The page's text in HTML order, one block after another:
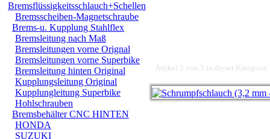
Bremsflüssigkeitsschlauch+Schellen
Bremsscheiben-Magnetschraube
Brems-u. Kupplung Stahlflex
Bremsleitung nach Maß
Bremsleitungen vorne Orignal
Bremsleitungen vorne Superbike
Bremsleitung hinten Original
Kupplungsleitung Original
Kupplungleitung Superbike
Hohlschrauben
Bremsbehälter CNC HINTEN
HONDA
SUZUKI
Artikel 2 von 5 in dieser Kategorie